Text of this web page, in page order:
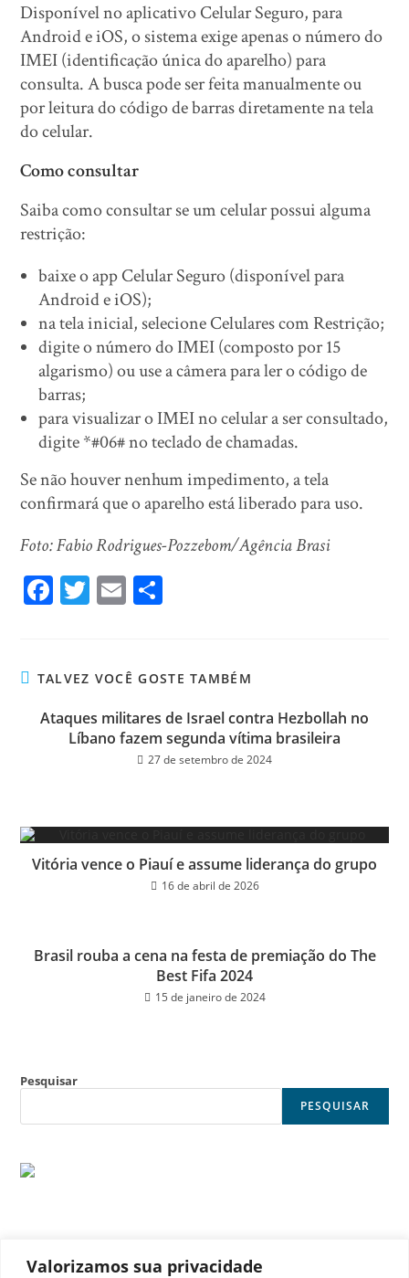
Valorizamos sua privacidade
Disponível no aplicativo Celular Seguro, para
Android e iOS, o sistema exige apenas o número do
IMEI (identificação única do aparelho) para
consulta. A busca pode ser feita manualmente ou
por leitura do código de barras diretamente na tela
do celular.
Como consultar
Saiba como consultar se um celular possui alguma
restrição:
baixe o app Celular Seguro (disponível para
Android e iOS);
na tela inicial, selecione Celulares com Restrição;
digite o número do IMEI (composto por 15
algarismo) ou use a câmera para ler o código de
barras;
para visualizar o IMEI no celular a ser consultado,
digite *#06# no teclado de chamadas.
Se não houver nenhum impedimento, a tela
confirmará que o aparelho está liberado para uso.
Foto: Fabio Rodrigues-Pozzebom/Agência Brasi
Fa
ok
T
er
E
TALVEZ VOCÊ GOSTE TAMBÉM
Ataques militares de Israel contra Hezbollah no
Líbano fazem segunda vítima brasileira
27 de setembro de 2024
Vitória vence o Piauí e assume liderança do grupo
16 de abril de 2026
Brasil rouba a cena na festa de premiação do The
Best Fifa 2024
15 de janeiro de 2024
Pesquisar
PESQUISAR